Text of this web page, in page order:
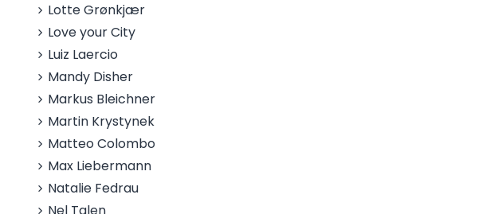
Lotte Grønkjær
Love your City
Luiz Laercio
Mandy Disher
Markus Bleichner
Martin Krystynek
Matteo Colombo
Max Liebermann
Natalie Fedrau